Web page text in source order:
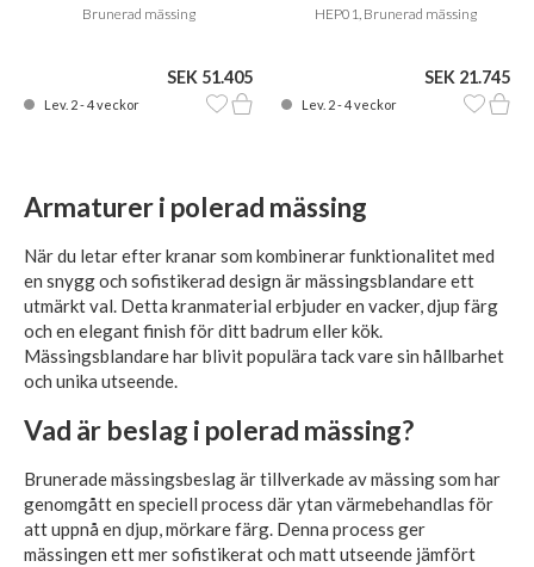
Brunerad mässing
SEK 51.405
Lev. 2 - 4 veckor
HEP01, Brunerad mässing
SEK 21.745
Lev. 2 - 4 veckor
Armaturer i polerad mässing
När du letar efter kranar som kombinerar funktionalitet med
en snygg och sofistikerad design är mässingsblandare ett
utmärkt val. Detta kranmaterial erbjuder en vacker, djup färg
och en elegant finish för ditt badrum eller kök.
Mässingsblandare har blivit populära tack vare sin hållbarhet
och unika utseende.
Vad är beslag i polerad mässing?
Brunerade mässingsbeslag är tillverkade av mässing som har
genomgått en speciell process där ytan värmebehandlas för
att uppnå en djup, mörkare färg. Denna process ger
mässingen ett mer sofistikerat och matt utseende jämfört